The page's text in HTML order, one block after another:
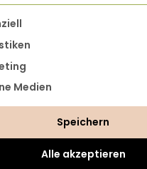
Liste der Service-
Medien
Speichern
Alle akzeptieren